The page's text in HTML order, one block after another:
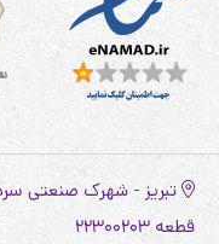
تبریز - شهرک صنعتی
قطعه 22300203